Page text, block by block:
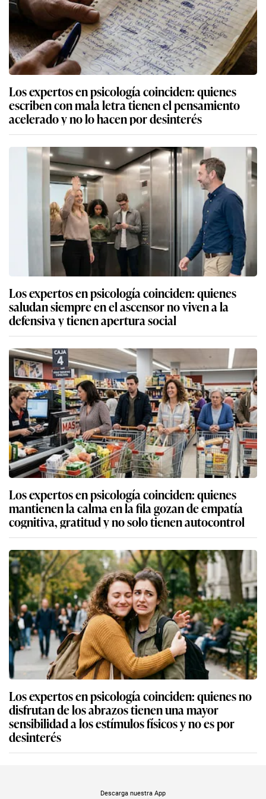
Los expertos en psicología coinciden: quienes
escriben con mala letra tienen el pensamiento
acelerado y no lo hacen por desinterés
Los expertos en psicología coinciden: quienes
saludan siempre en el ascensor no viven a la
defensiva y tienen apertura social
Los expertos en psicología coinciden: quienes
mantienen la calma en la fila gozan de empatía
cognitiva, gratitud y no solo tienen autocontrol
Los expertos en psicología coinciden: quienes no
disfrutan de los abrazos tienen una mayor
sensibilidad a los estímulos físicos y no es por
desinterés
Descarga nuestra App